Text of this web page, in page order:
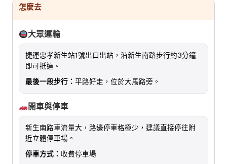
怎麼去
大眾運輸
捷運忠孝新生站1號出口出站，沿新生南路步行約3分鐘
即可抵達。
最後一段步行： 平路好走，位於大馬路旁。
開車與停車
新生南路車流量大，路邊停車格極少，建議直接停往附
近立體停車場。
停車方式： 收費停車場